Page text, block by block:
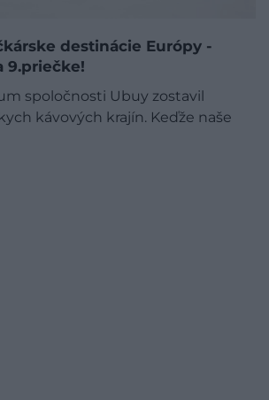
destinácie Európy -
9.priečke!
spoločnosti Ubuy zostavil
kávových krajín. Keďže naše